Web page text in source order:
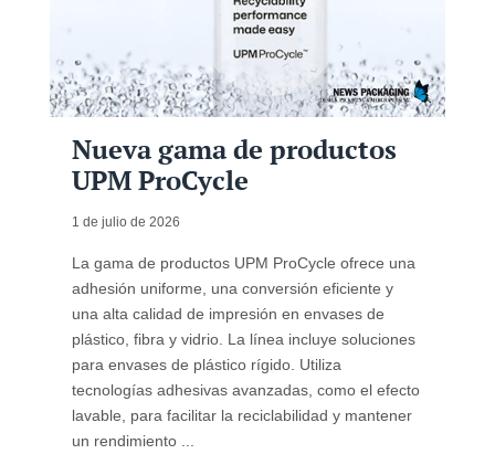
Nueva gama de productos
UPM ProCycle
1 de julio de 2026
La gama de productos UPM ProCycle ofrece una
adhesión uniforme, una conversión eficiente y
una alta calidad de impresión en envases de
plástico, fibra y vidrio. La línea incluye soluciones
para envases de plástico rígido. Utiliza
tecnologías adhesivas avanzadas, como el efecto
lavable, para facilitar la reciclabilidad y mantener
un rendimiento ...